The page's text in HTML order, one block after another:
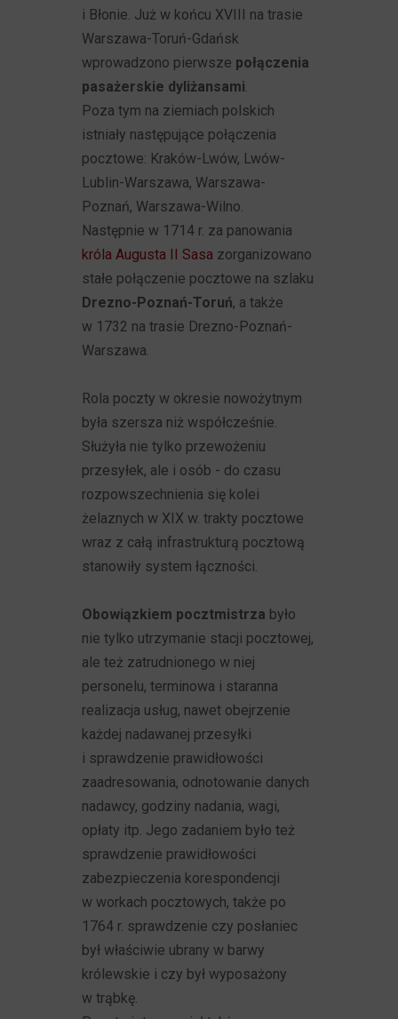
i Błonie. Już w końcu XVIII na trasie
Warszawa-Toruń-Gdańsk
wprowadzono pierwsze połączenia
pasażerskie dyliżansami.
Poza tym na ziemiach polskich
istniały następujące połączenia
pocztowe: Kraków-Lwów, Lwów-
Lublin-Warszawa, Warszawa-
Poznań, Warszawa-Wilno.
Następnie w 1714 r. za panowania
króla Augusta II Sasa zorganizowano
stałe połączenie pocztowe na szlaku
Drezno-Poznań-Toruń, a także
w 1732 na trasie Drezno-Poznań-
Warszawa.
Rola poczty w okresie nowożytnym
była szersza niż współcześnie.
Służyła nie tylko przewożeniu
przesyłek, ale i osób - do czasu
rozpowszechnienia się kolei
żelaznych w XIX w. trakty pocztowe
wraz z całą infrastrukturą pocztową
stanowiły system łączności.
Obowiązkiem pocztmistrza było
nie tylko utrzymanie stacji pocztowej,
ale też zatrudnionego w niej
personelu, terminowa i staranna
realizacja usług, nawet obejrzenie
każdej nadawanej przesyłki
i sprawdzenie prawidłowości
zaadresowania, odnotowanie danych
nadawcy, godziny nadania, wagi,
opłaty itp. Jego zadaniem było też
sprawdzenie prawidłowości
zabezpieczenia korespondencji
w workach pocztowych, także po
1764 r. sprawdzenie czy posłaniec
był właściwie ubrany w barwy
królewskie i czy był wyposażony
w trąbkę.